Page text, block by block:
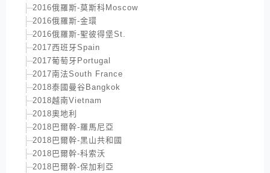
2016俄羅斯-莫斯科Moscow
2016俄羅斯-金環
2016俄羅斯-聖彼得堡St.
2017西班牙Spain
2017葡萄牙Portugal
2017南法South France
2018泰國曼谷Bangkok
2018越南Vietnam
2018奧地利
2018巴爾幹-羅馬尼亞
2018巴爾幹-黑山共和國
2018巴爾幹-科索沃
2018巴爾幹-保加利亞